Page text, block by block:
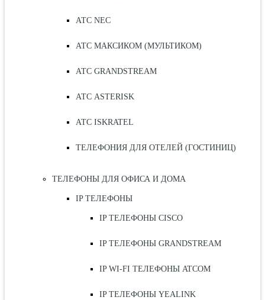
АТС NEC
АТС МАКСИКОМ (МУЛЬТИКОМ)
АТС GRANDSTREAM
АТС ASTERISK
АТС ISKRATEL
ТЕЛЕФОНИЯ ДЛЯ ОТЕЛЕЙ (ГОСТИНИЦ)
ТЕЛЕФОНЫ ДЛЯ ОФИСА И ДОМА
IP ТЕЛЕФОНЫ
IP ТЕЛЕФОНЫ CISCO
IP ТЕЛЕФОНЫ GRANDSTREAM
IP WI-FI ТЕЛЕФОНЫ ATCOM
IP ТЕЛЕФОНЫ YEALINK